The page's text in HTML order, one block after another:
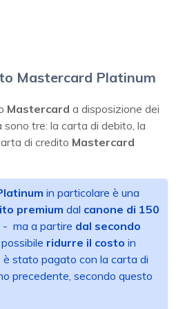
Mastercard Platinum
Mastercard a disposizione dei
sono tre: la carta di debito, la
di credito Mastercard
in particolare è una
premium dal canone di 150
- ma a partire dal secondo
ridurre il costo in
è stato pagato con la carta di
precedente, secondo questo